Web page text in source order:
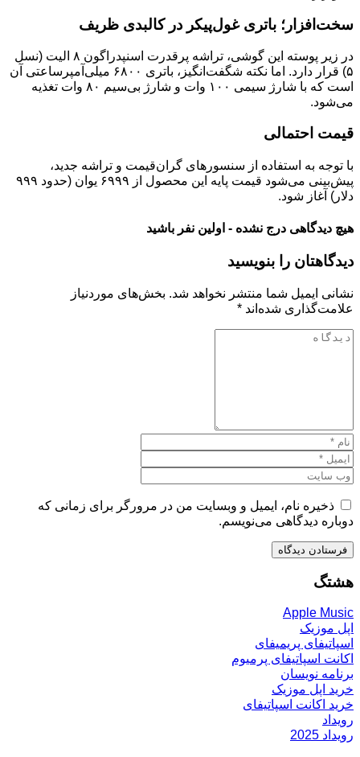
سخت‌افزار؛ باتری غول‌پیکر در کالبدی ظریف
در زیر پوسته این گوشی، تراشه پرقدرت اسنپدراگون ۸ الیت (نسل
۵) قرار دارد. اما نکته شگفت‌انگیز، باتری ۶۸۰۰ میلی‌آمپرساعتی آن
است که با شارژ سیمی ۱۰۰ وات و شارژ بی‌سیم ۸۰ وات تغذیه
می‌شود.
قیمت احتمالی
با توجه به استفاده از سنسورهای گران‌قیمت و تراشه جدید،
پیش‌بینی می‌شود قیمت پایه این محصول از ۶۹۹۹ یوان (حدود ۹۹۹
دلار) آغاز شود.
هیچ دیدگاهی درج نشده - اولین نفر باشید
دیدگاهتان را بنویسید
نشانی ایمیل شما منتشر نخواهد شد. بخش‌های موردنیاز
علامت‌گذاری شده‌اند *
ذخیره نام، ایمیل و وبسایت من در مرورگر برای زمانی که
دوباره دیدگاهی می‌نویسم.
هشتگ
Apple Music
اپل موزیک
اسپاتیفای پریمیفای
اکانت اسپاتیفای پرمیوم
برنامه نویسان
خرید اپل موزیک
خرید اکانت اسپاتیفای
رویداد
رویداد 2025